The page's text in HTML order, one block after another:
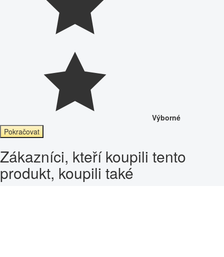
Výborné
Pokračovat
Zákazníci, kteří koupili tento
produkt, koupili také